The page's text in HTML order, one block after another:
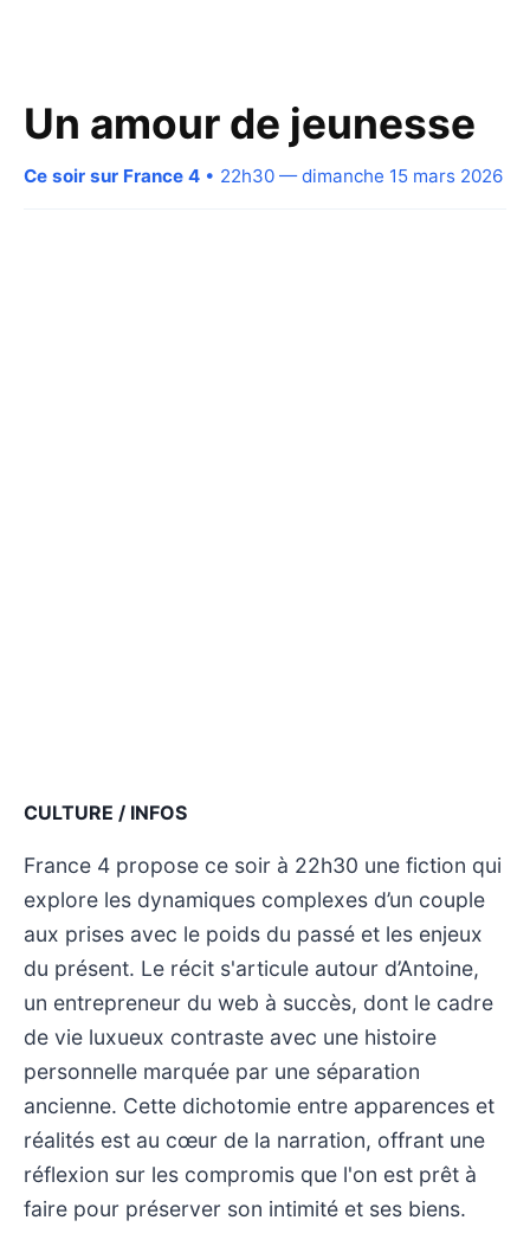
Un amour de jeunesse
Ce soir sur France 4 • 22h30 — dimanche 15 mars 2026
CULTURE / INFOS
France 4 propose ce soir à 22h30 une fiction qui
explore les dynamiques complexes d’un couple
aux prises avec le poids du passé et les enjeux
du présent. Le récit s'articule autour d’Antoine,
un entrepreneur du web à succès, dont le cadre
de vie luxueux contraste avec une histoire
personnelle marquée par une séparation
ancienne. Cette dichotomie entre apparences et
réalités est au cœur de la narration, offrant une
réflexion sur les compromis que l'on est prêt à
faire pour préserver son intimité et ses biens.